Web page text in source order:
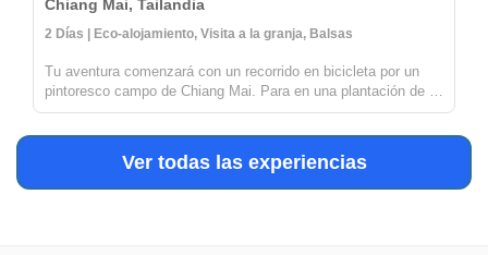
Chiang Mai, Tailandia
2 Días | Eco-alojamiento, Visita a la granja, Balsas
Tu aventura comenzará con un recorrido en bicicleta por un
pintoresco campo de Chiang Mai. Para en una plantación de té
orgánico para descubrir cómo se cultiva, procesa y transforma
Ver todas las experiencias